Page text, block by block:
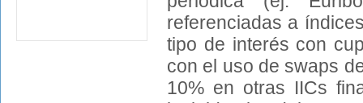
referenciadas a
tipo de interés con
con el uso de swaps
10% en otras IICs